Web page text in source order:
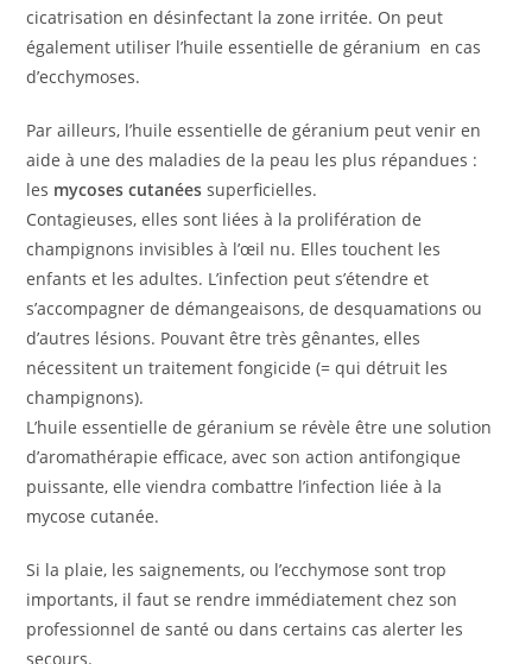
cicatrisation en désinfectant la zone irritée. On peut
également utiliser l’huile essentielle de géranium en cas
d’ecchymoses.
Par ailleurs, l’huile essentielle de géranium peut venir en
aide à une des maladies de la peau les plus répandues :
les mycoses cutanées superficielles.
Contagieuses, elles sont liées à la prolifération de
champignons invisibles à l’œil nu. Elles touchent les
enfants et les adultes. L’infection peut s’étendre et
s’accompagner de démangeaisons, de desquamations ou
d’autres lésions. Pouvant être très gênantes, elles
nécessitent un traitement fongicide (= qui détruit les
champignons).
L’huile essentielle de géranium se révèle être une solution
d’aromathérapie efficace, avec son action antifongique
puissante, elle viendra combattre l’infection liée à la
mycose cutanée.
Si la plaie, les saignements, ou l’ecchymose sont trop
importants, il faut se rendre immédiatement chez son
professionnel de santé ou dans certains cas alerter les
secours.